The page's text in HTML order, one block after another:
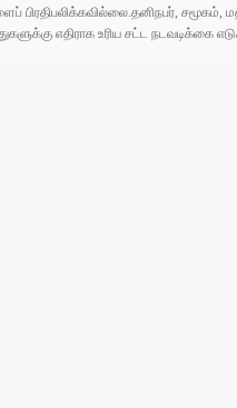
பிரதிபலிக்கவில்லை.தனிநபர்,
எதிராக உரிய சட்ட நடவடிக்கை